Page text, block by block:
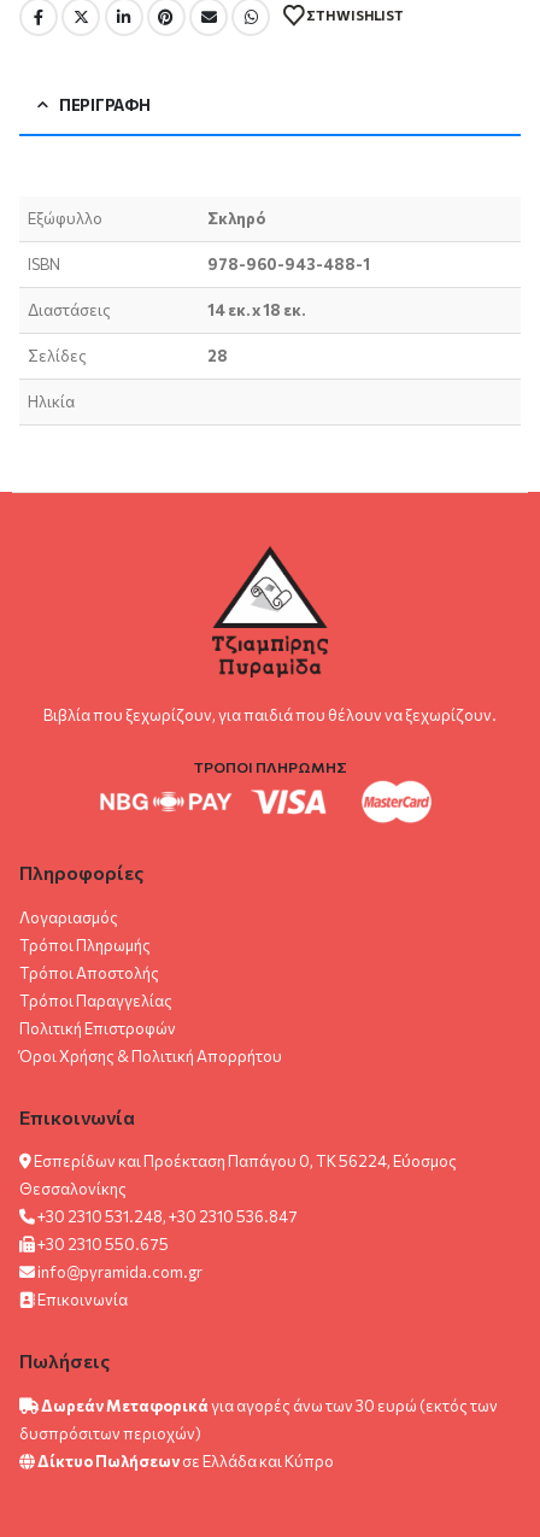
ΣΤΗ WISHLIST
ΠΕΡΙΓΡΑΦΉ
Εξώφυλλο Σκληρό
ISBN 978-960-943-488-1
Διαστάσεις 14 εκ. x 18 εκ.
Σελίδες 28
Ηλικία
Βιβλία που ξεχωρίζουν, για παιδιά που θέλουν να ξεχωρίζουν.
ΤΡΟΠΟΙ ΠΛΗΡΩΜΗΣ
Πληροφορίες
Λογαριασμός
Τρόποι Πληρωμής
Τρόποι Αποστολής
Τρόποι Παραγγελίας
Πολιτική Επιστροφών
Όροι Χρήσης & Πολιτική Aπορρήτου
Επικοινωνία
Εσπερίδων και Προέκταση Παπάγου 0, ΤΚ 56224, Εύοσμος
Θεσσαλονίκης
+30 2310 531.248, +30 2310 536.847
+30 2310 550.675
info@pyramida.com.gr
Επικοινωνία
Πωλήσεις
Δωρεάν Μεταφορικάγια αγορές άνω των 30 ευρώ (εκτός των
δυσπρόσιτων περιοχών)
Δίκτυο Πωλήσεωνσε Ελλάδα και Κύπρο